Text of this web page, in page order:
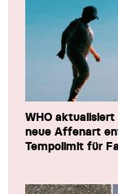
WHO
neue Affenart
Tempolimit für